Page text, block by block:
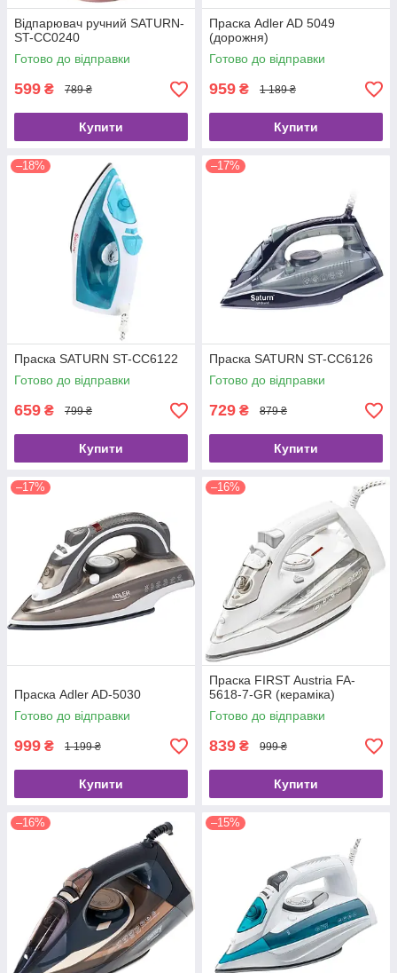
Відпарювач ручний SATURN-
ST-CC0240
Готово до відправки
599 ₴ 789 ₴
Купити
Праска Adler AD 5049
(дорожня)
Готово до відправки
959 ₴ 1 189 ₴
Купити
–18%
Праска SATURN ST-CC6122
Готово до відправки
659 ₴ 799 ₴
Купити
–17%
Праска SATURN ST-CC6126
Готово до відправки
729 ₴ 879 ₴
Купити
–17%
Праска Adler AD-5030
Готово до відправки
999 ₴ 1 199 ₴
Купити
–16%
Праска FIRST Austria FA-
5618-7-GR (кераміка)
Готово до відправки
839 ₴ 999 ₴
Купити
–16% –15%